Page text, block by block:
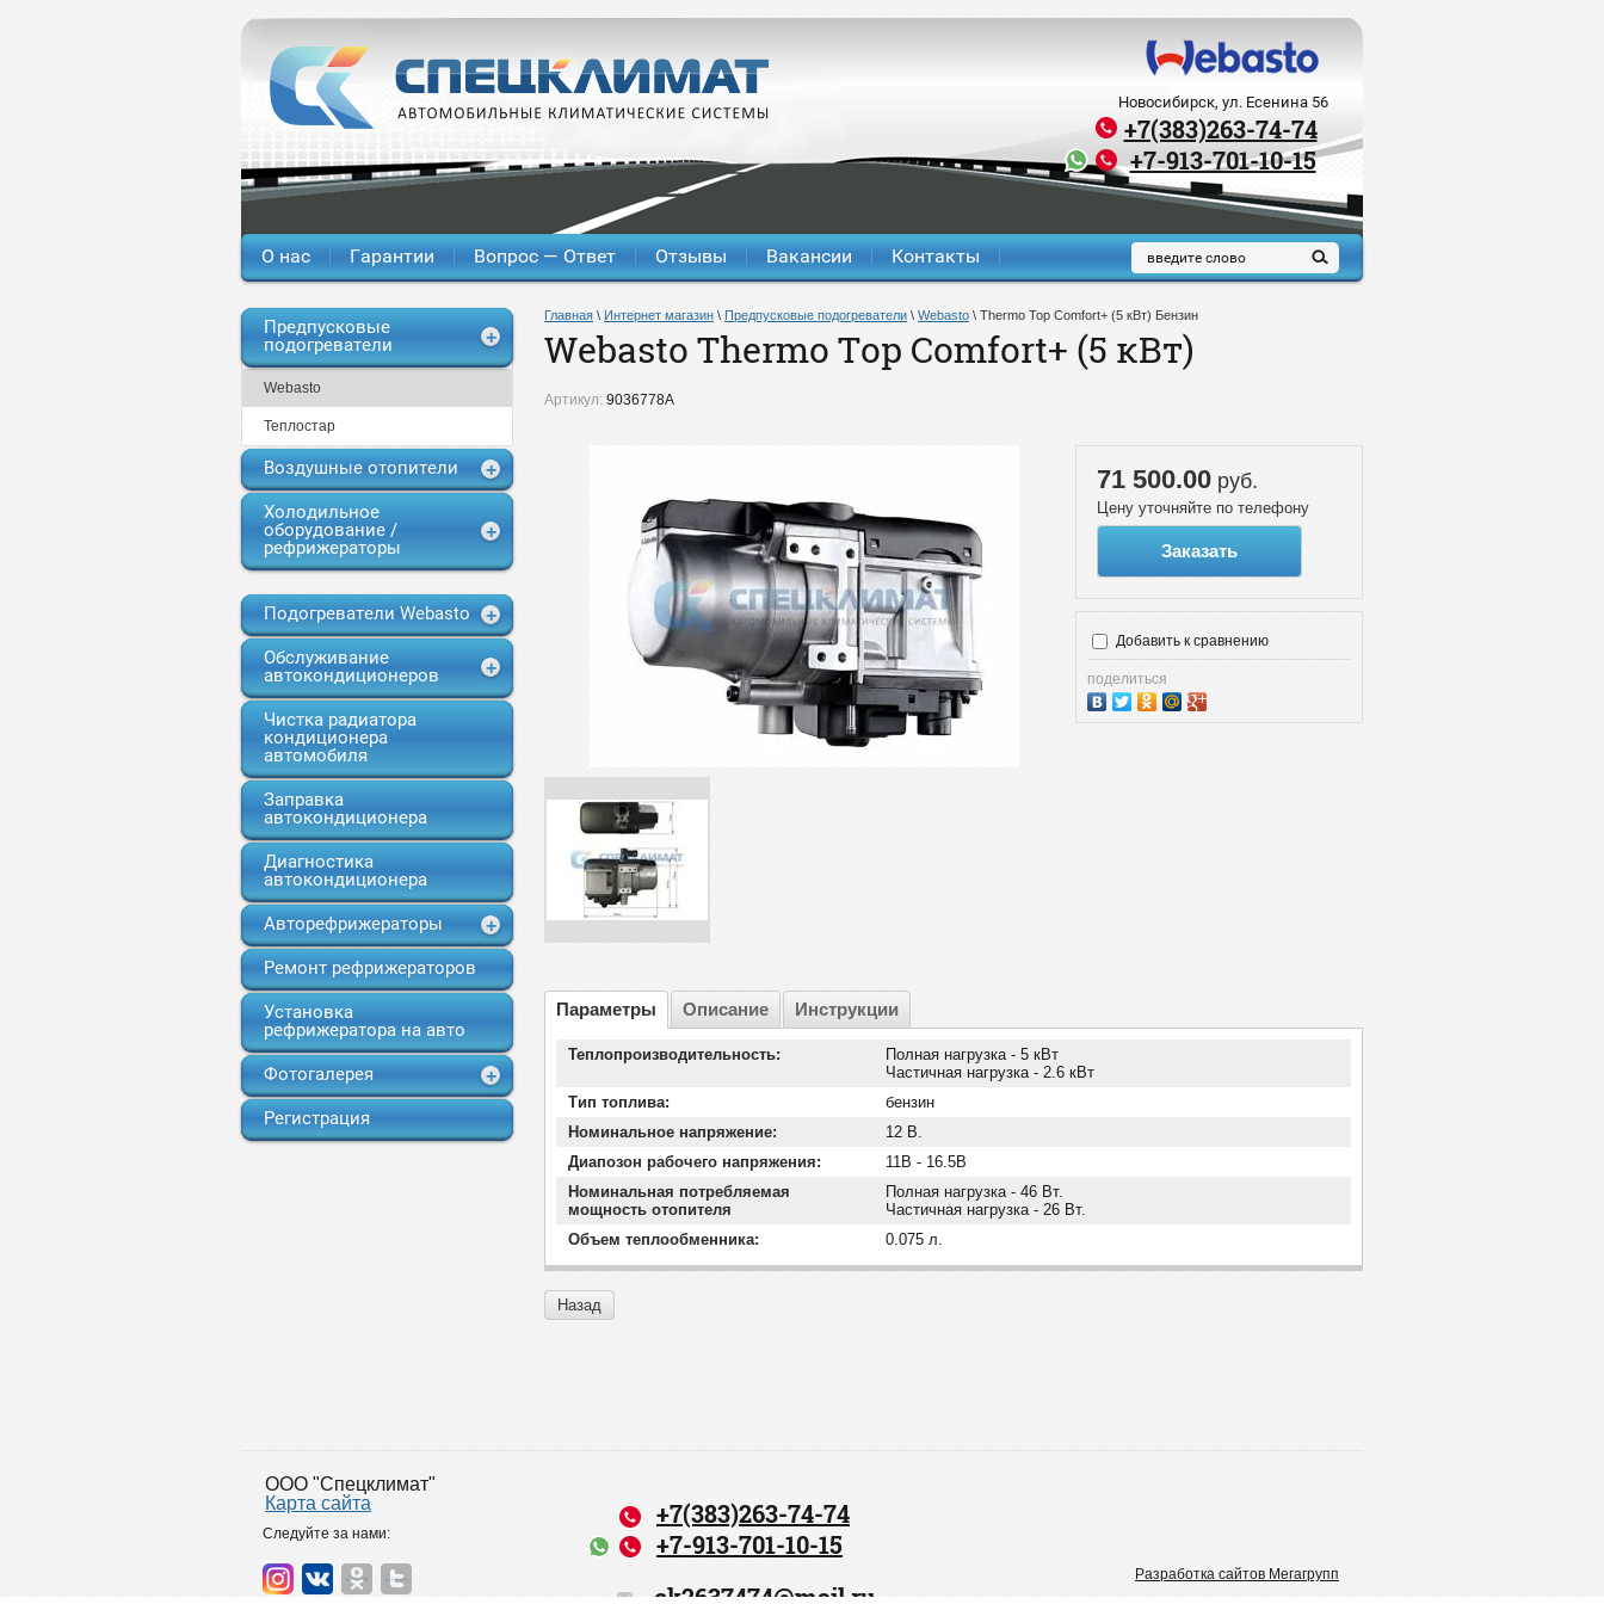
Новосибирск, ул. Есенина 56
+7(383)263-74-74
+7-913-701-10-15
О нас Гарантии Вопрос — Ответ Отзывы Вакансии Контакты
Предпусковые
подогреватели
Webasto
Теплостар
Воздушные отопители
Холодильное
оборудование /
рефрижераторы
Подогреватели Webasto
Обслуживание
автокондиционеров
Чистка радиатора
кондиционера
автомобиля
Заправка
автокондиционера
Диагностика
автокондиционера
Авторефрижераторы
Ремонт рефрижераторов
Установка
рефрижератора на авто
Фотогалерея
Регистрация
Главная \ Интернет магазин \ Предпусковые подогреватели \ Webasto \ Thermo Top Comfort+ (5 кВт) Бензин
Webasto Thermo Top Comfort+ (5 кВт)
Артикул: 9036778A
71 500.00 руб.
Цену уточняйте по телефону
Заказать
Добавить к сравнению
поделиться
Параметры Описание Инструкции
Теплопроизводительность:
Полная нагрузка - 5 кВт
Частичная нагрузка - 2.6 кВт
Тип топлива:
бензин
Номинальное напряжение:
12 В.
Диапозон рабочего напряжения:
11В - 16.5В
Номинальная потребляемая
мощность отопителя
Полная нагрузка - 46 Вт.
Частичная нагрузка - 26 Вт.
Объем теплообменника:
0.075 л.
Назад
OOO "Спецклимат"
Карта сайта
Следуйте за нами:
+7(383)263-74-74
+7-913-701-10-15
ck2637474@mail.ru
Разработка сайтов Мегагрупп